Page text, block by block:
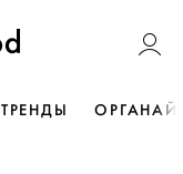
Weddywood
ТРЕНДЫ